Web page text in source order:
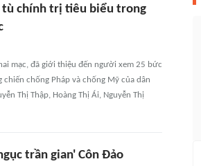
tù chính trị tiêu biểu trong
mạc, đã giới thiệu đến người xem 25 bức
chống Pháp và chống Mỹ của dân
Thị Thập, Hoàng Thị Ái, Nguyễn Thị
trần gian' Côn Đảo